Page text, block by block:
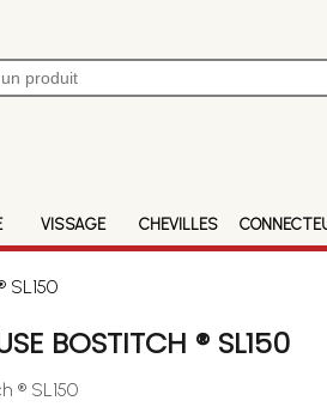
VISSAGE CHEVILLES
BOSTITCH ® SL150
® SL150